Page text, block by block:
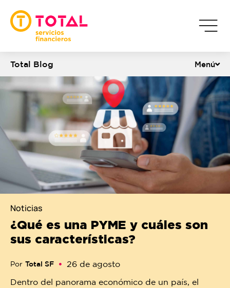
Total Blog Menú
Noticias
¿Qué es una PYME y cuáles son
sus características?
Por Total SF
26 de agosto
Dentro del panorama económico de un país, el